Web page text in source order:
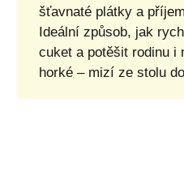
šťavnaté plátky a
Ideální způsob, jak
cuket a potěšit rodinu i
horké – mizí ze stolu